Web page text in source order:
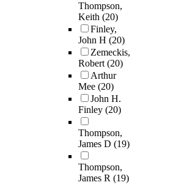
Thompson,
Keith (20)
Finley,
John H (20)
Zemeckis,
Robert(20)
Arthur
Mee (20)
John H.
Finley (20)
Thompson,
James D (19)
Thompson,
James R (19)